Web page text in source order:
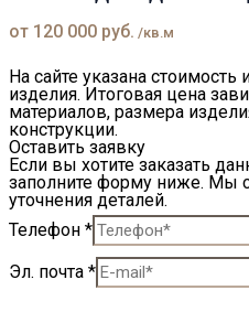
от 120 000 руб. /кв.м
На сайте указана стоимость
изделия. Итоговая цена
материалов, размера
конструкции.
Оставить заявку
Если вы хотите заказать
заполните форму ниже. Мы
уточнения деталей.
Телефон *
Эл. почта *